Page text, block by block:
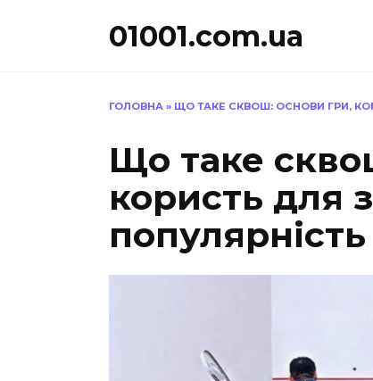
01001.com.ua
ГОЛОВНА » ЩО ТАКЕ СКВОШ: ОСНОВИ ГРИ,
Що таке
користь для
популярність